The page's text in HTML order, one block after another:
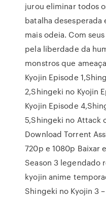
jurou eliminar todos
batalha desesperada
mais odeia. Com
pela liberdade da
monstros que
Kyojin Episode
2,Shingeki no Kyojin
Kyojin Episode
5,Shingeki no Attack
Download Torrent
720p e 1080p Baixar
Season 3 legendado
kyojin anime
Shingeki no Kyojin 3